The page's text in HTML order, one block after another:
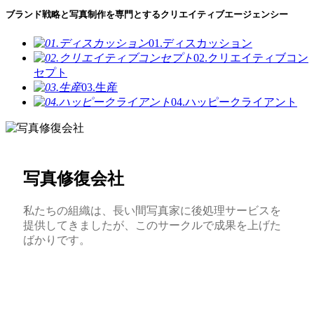
ブランド戦略と写真制作を専門とするクリエイティブエージェンシー
01.ディスカッション
02.クリエイティブコン
セプト
03.生産
04.ハッピークライアント
写真修復会社
私たちの組織は、長い間写真家に後処理サービスを
提供してきましたが、このサークルで成果を上げた
ばかりです。